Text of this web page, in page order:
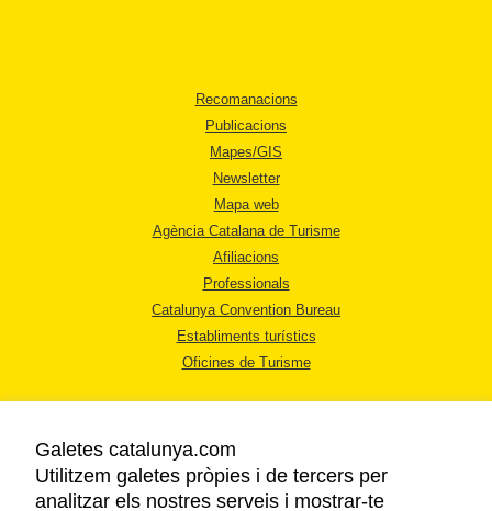
Recomanacions
Publicacions
Mapes/GIS
Newsletter
Mapa web
Agència Catalana de Turisme
Afiliacions
Professionals
Catalunya Convention Bureau
Establiments turístics
Oficines de Turisme
Galetes catalunya.com
Utilitzem galetes pròpies i de tercers per
analitzar els nostres serveis i mostrar-te